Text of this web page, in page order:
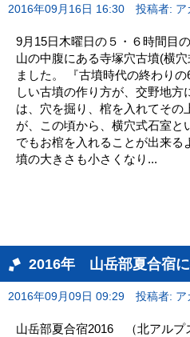
2016年09月16日 16:30 投稿者: ア
9月15日木曜日の５・６時間目
山の中腹にある寺塚穴古墳(横
ました。 『古墳時代の終わり
しい古墳の作り方が、交野地
は、穴を掘り、棺を入れてその
が、この頃から、横穴式石室と
でもお棺を入れることが出来る
墳の大きさも小さくなり...
2016年 山岳部夏合宿
2016年09月09日 09:29 投稿者: ア
山岳部夏合宿2016 （北アルプ